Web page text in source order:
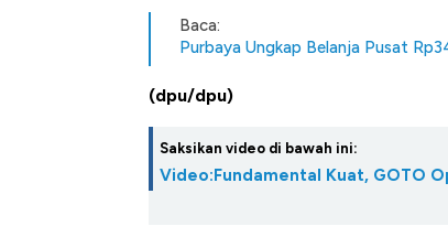
Baca:
Purbaya Ungkap Belanja Pusat
(dpu/dpu)
Saksikan video di bawah ini:
Video:Fundamental Kuat, GOTO